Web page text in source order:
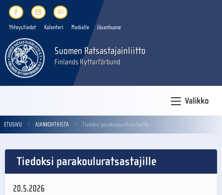
Yhteystiedot Kalenteri Medialle Jäsenhuone
Suomen Ratsastajainliitto
Finlands Ryttarförbund
Valikko
ETUSIVU AJANKOHTAISTA Tiedoksi parakouluratsastajille
Tiedoksi parakouluratsastajille
20.5.2026